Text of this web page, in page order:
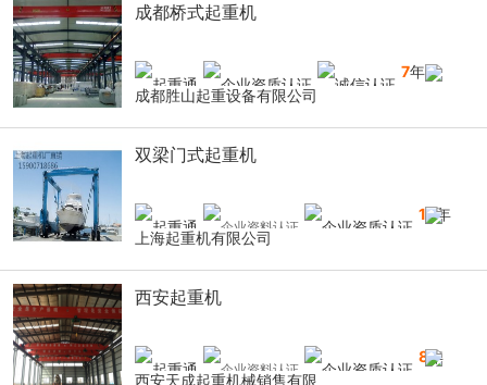
成都桥式起重机
7年
成都胜山起重设备有限公司
双梁门式起重机
16年
上海起重机有限公司
西安起重机
8年
西安天成起重机械销售有限